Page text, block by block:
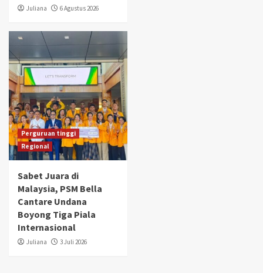
Juliana 6 Agustus 2026
Perguruan tinggi
Regional
Sabet Juara di
Malaysia, PSM Bella
Cantare Undana
Boyong Tiga Piala
Internasional
Juliana 3 Juli 2026